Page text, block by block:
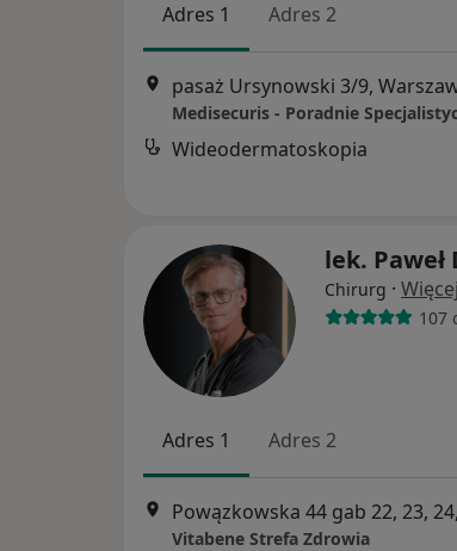
Adres 1 Adres 2
pasaż Ursynowski 3/9,
Medisecuris - Poradnie
Wideodermatoskopia
lek.
Chirurg · Więcej
107
Adres 1 Adres 2
Vitabene Strefa Zdrowia